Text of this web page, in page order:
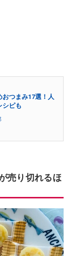
つまみ17選！人
シピも
売り切れるほ